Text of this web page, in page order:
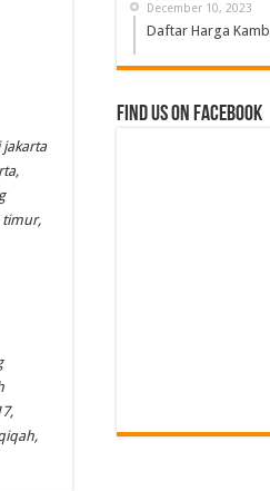
timur,
December 10, 2023
Daftar Harga
Find us on Facebook